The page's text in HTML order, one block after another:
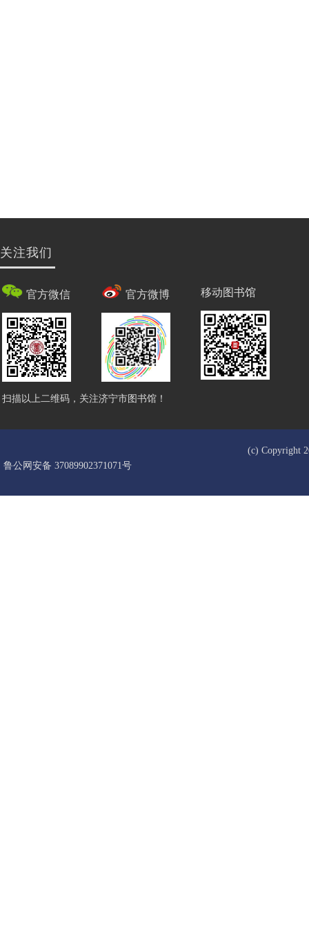
关注我们
官方微信 官方微博 移动图书馆
扫描以上二维码，关注济宁市图书馆！
(c) Copyright
鲁公网安备 37089902371071号